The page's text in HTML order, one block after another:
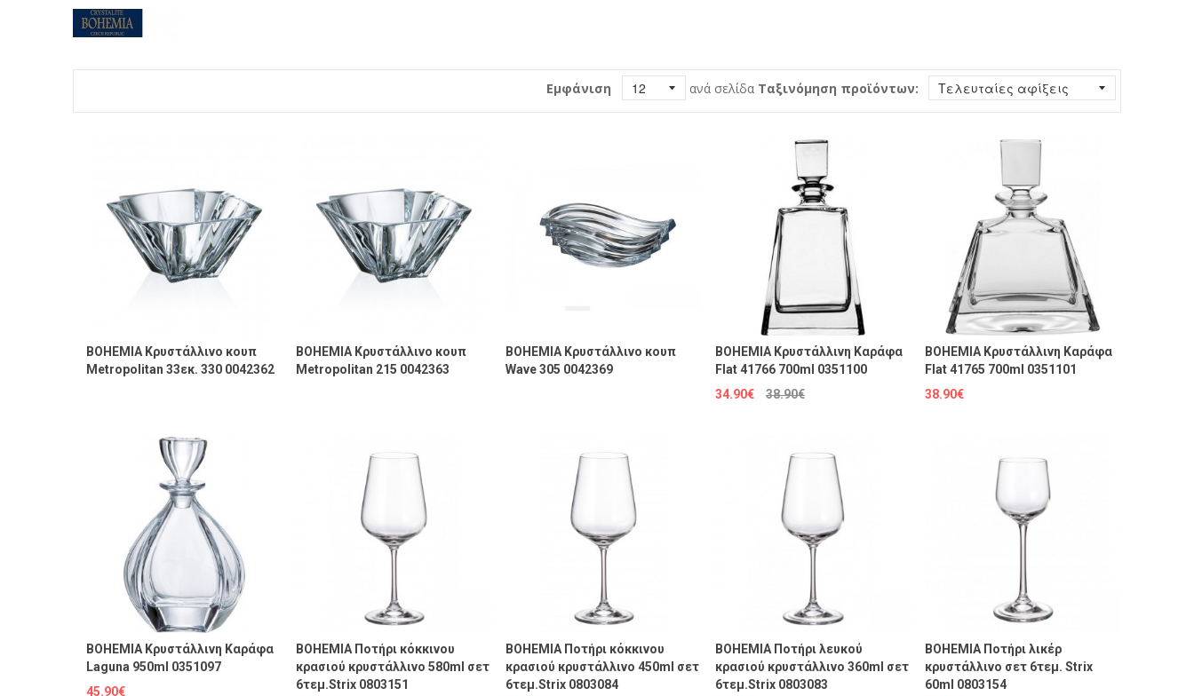
Εμφάνιση ανά σελίδα Ταξινόμηση προϊόντων:
BOHEMIA Κρυστάλλινο κουπ
Metropolitan 33εκ. 330 0042362
BOHEMIA Κρυστάλλινο κουπ
Metropolitan 215 0042363
BOHEMIA Κρυστάλλινο κουπ
Wave 305 0042369
BOHEMIA Κρυστάλλινη Καράφα
Flat 41766 700ml 0351100
34.90€
38.90€
BOHEMIA Κρυστάλλινη Καράφα
Flat 41765 700ml 0351101
38.90€
BOHEMIA Κρυστάλλινη Καράφα
Laguna 950ml 0351097
45.90€
BOHEMIA Ποτήρι κόκκινου
κρασιού κρυστάλλινο 580ml σετ
6τεμ.Strix 0803151
BOHEMIA Ποτήρι κόκκινου
κρασιού κρυστάλλινο 450ml σετ
6τεμ.Strix 0803084
BOHEMIA Ποτήρι λευκού
κρασιού κρυστάλλινο 360ml σετ
6τεμ.Strix 0803083
BOHEMIA Ποτήρι λικέρ
κρυστάλλινο σετ 6τεμ. Strix
60ml 0803154